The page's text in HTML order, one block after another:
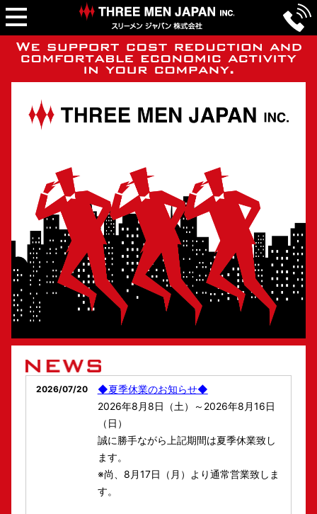
2026/07/20
◆夏季休業のお知らせ◆
2026年8月8日（土）～2026年8月16日
（日）
誠に勝手ながら上記期間は夏季休業致し
ます。
※尚、8月17日（月）より通常営業致しま
す。